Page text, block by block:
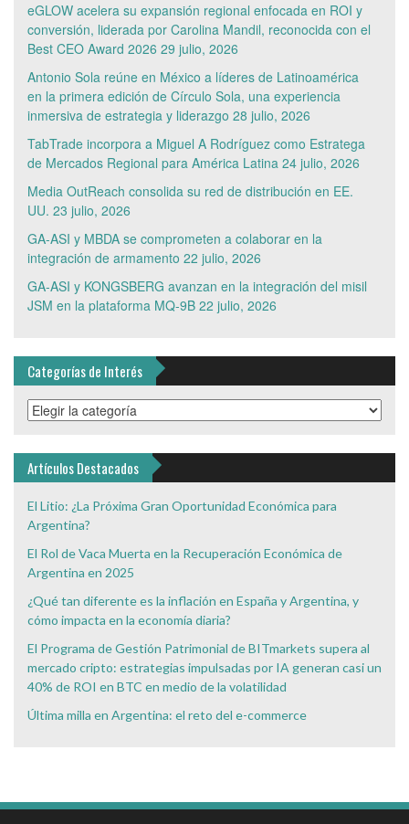
eGLOW acelera su expansión regional enfocada en ROI y
conversión, liderada por Carolina Mandil, reconocida con el
Best CEO Award 2026 29 julio, 2026
Antonio Sola reúne en México a líderes de Latinoamérica
en la primera edición de Círculo Sola, una experiencia
inmersiva de estrategia y liderazgo 28 julio, 2026
TabTrade incorpora a Miguel A Rodríguez como Estratega
de Mercados Regional para América Latina 24 julio, 2026
Media OutReach consolida su red de distribución en EE.
UU. 23 julio, 2026
GA-ASI y MBDA se comprometen a colaborar en la
integración de armamento 22 julio, 2026
GA-ASI y KONGSBERG avanzan en la integración del misil
JSM en la plataforma MQ-9B 22 julio, 2026
Categorías de Interés
Categorías
de
Artículos Destacados
El Litio: ¿La Próxima Gran Oportunidad Económica para
Argentina?
El Rol de Vaca Muerta en la Recuperación Económica de
Argentina en 2025
¿Qué tan diferente es la inflación en España y Argentina, y
cómo impacta en la economía diaria?
El Programa de Gestión Patrimonial de BITmarkets supera al
mercado cripto: estrategias impulsadas por IA generan casi un
40% de ROI en BTC en medio de la volatilidad
Última milla en Argentina: el reto del e-commerce